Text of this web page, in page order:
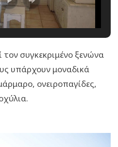
τον συγκεκριμένο ξενώνα
υπάρχουν μοναδικά
ονειροπαγίδες,